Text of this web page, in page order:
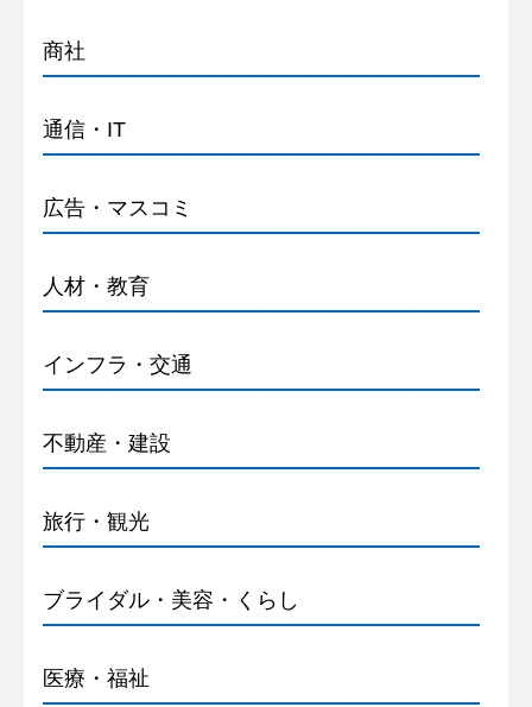
商社
通信・IT
広告・マスコミ
人材・教育
インフラ・交通
不動産・建設
旅行・観光
ブライダル・美容・くらし
医療・福祉